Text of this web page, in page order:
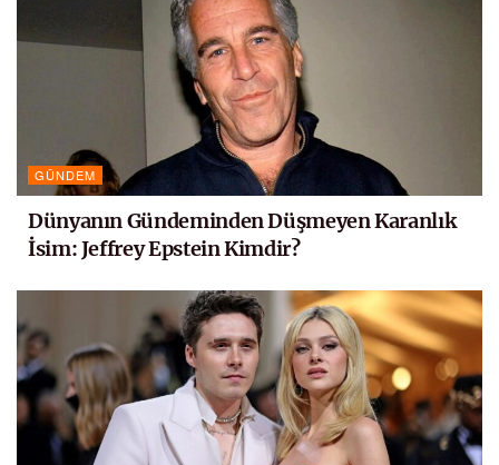
GÜNDEM
Dünyanın Gündeminden Düşmeyen Karanlık
İsim: Jeffrey Epstein Kimdir?